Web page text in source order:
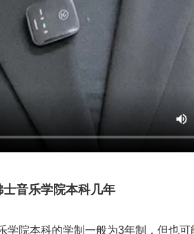
音乐学院本科几年
学院本科的学制一般为3年制，但也